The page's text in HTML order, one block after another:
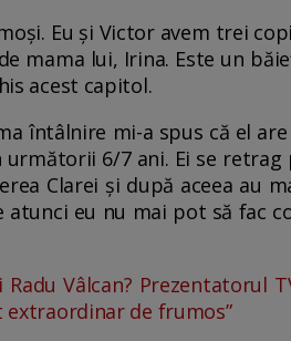
Eu și Victor avem trei
mama lui, Irina. Este un
acest capitol.
întâlnire mi-a spus că el
6/7 ani. Ei se retrag
Clarei și după aceea au
eu nu mai pot să fac
Vâlcan? Prezentatorul
extraordinar de frumos”